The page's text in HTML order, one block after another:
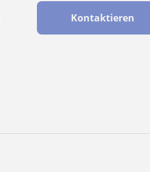
Kontaktieren